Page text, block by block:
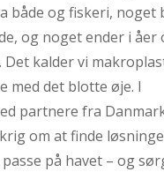
både og fiskeri, noget
og noget ender i åer
Det kalder vi
med det blotte øje. I
partnere fra
om at finde
på havet – og